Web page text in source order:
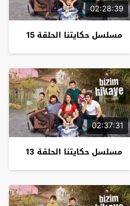
02:28:39
مسلسل حكايتنا الحلقة 15
02:37:31
مسلسل حكايتنا الحلقة 13